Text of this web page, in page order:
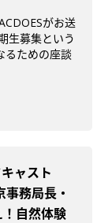
がお送
生募集という
るための座談
ャスト
務局長・
自然体験